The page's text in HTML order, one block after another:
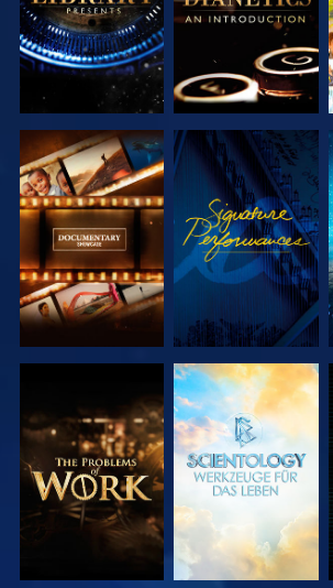
SERIE
ENTDECKEN
ANSEHEN
SERIE
ENTDECKEN
SERIE
ENTDECKEN